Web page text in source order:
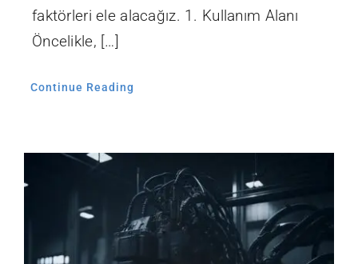
faktörleri ele alacağız. 1. Kullanım Alanı
Öncelikle, […]
Continue Reading